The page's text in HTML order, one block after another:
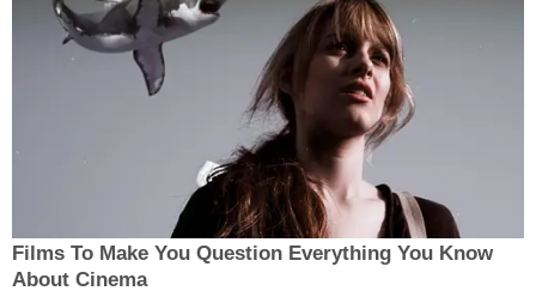
Films To Make You Question Everything You Know
About Cinema